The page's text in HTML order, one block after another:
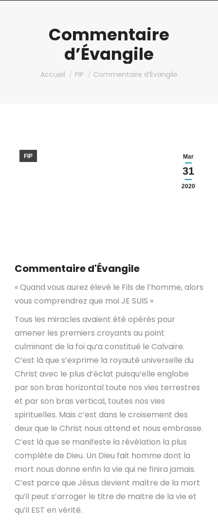
Commentaire
d’Évangile
Vous êtes ici :
Accueil FIP Commentaire d’Évangile
Mar
31
2020
FIP
Commentaire d'Évangile
« Quand vous aurez élevé le Fils de l’homme, alors
vous comprendrez que moi JE SUIS »
Tous les miracles avaient été opérés pour
amener les premiers croyants au point
culminant de la foi qu’a constitué le Calvaire.
C’est là que s’exprime la royauté universelle du
Christ avec le plus d’éclat puisqu’elle englobe
par son bras horizontal toute nos vies terrestres
et par son bras vertical, toutes nos vies
spirituelles. Mais c’est dans le croisement des
deux que le Christ nous attend et nous embrasse.
C’est là que se manifeste la révélation la plus
complète de Dieu. Un Dieu fait homme dont la
mort nous donne enfin la vie qui ne finira jamais.
C’est parce que Jésus devient maître de la mort
qu’il peut s’arroger le titre de maitre de la vie et
qu’il EST en vérité.